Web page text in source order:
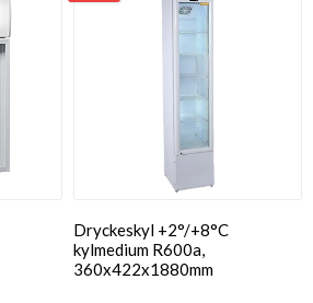
Dryckeskyl +2°/+8°C
kylmedium R600a,
360x422x1880mm